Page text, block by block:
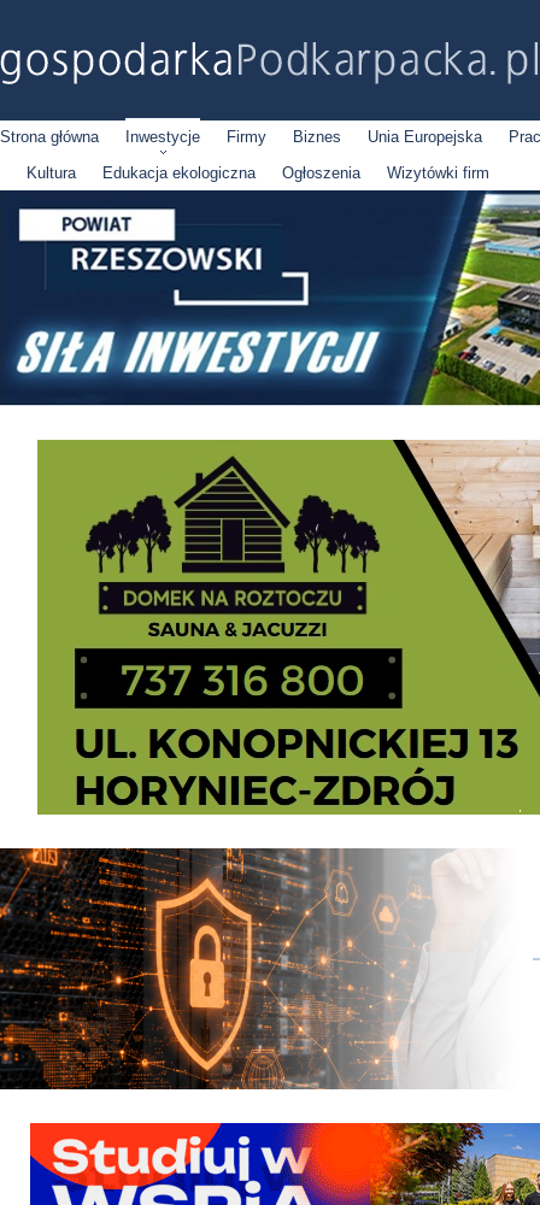
Strona główna Inwestycje Firmy Biznes Unia Europejska
Kultura
Edukacja ekologiczna Ogłoszenia Wizytówki firm